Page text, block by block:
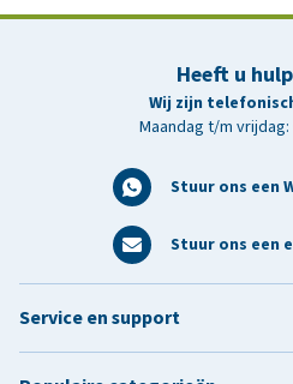
Heeft u
Wij zijn
Maandag t/m vrijdag:
Stuur ons een
Stuur ons een
Service en support